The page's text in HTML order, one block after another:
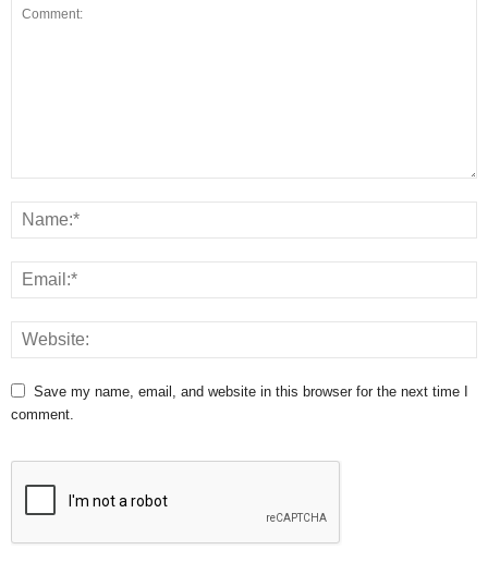
Save my name, email, and website in this browser for the next time I
comment.